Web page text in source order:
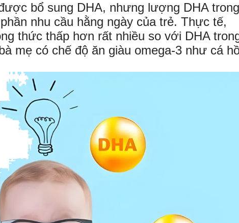
bổ sung DHA, nhưng lượng DHA trong
nhu cầu hằng ngày của trẻ. Thực tế,
thức thấp hơn rất nhiều so với DHA
mẹ có chế độ ăn giàu omega-3 như cá